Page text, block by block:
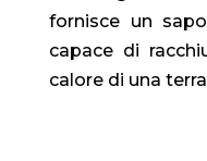
fornisce un
capace di
calore di una